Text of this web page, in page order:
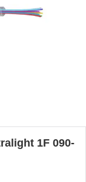
1F 090-